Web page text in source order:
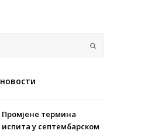
Промјене термина
испита у септембарском